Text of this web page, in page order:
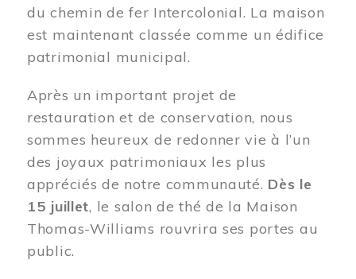
du chemin de fer Intercolonial. La maison
est maintenant classée comme un édifice
patrimonial municipal.
Après un important projet de
restauration et de conservation, nous
sommes heureux de redonner vie à l’un
des joyaux patrimoniaux les plus
appréciés de notre communauté. Dès le
15 juillet, le salon de thé de la Maison
Thomas-Williams rouvrira ses portes au
public.